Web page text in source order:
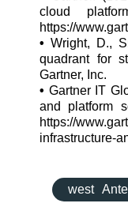
cloud
https://
• Wright, D.,
quadrant for
Gartner, Inc.
• Gartner IT
and platform
https://
infrastructure-
west